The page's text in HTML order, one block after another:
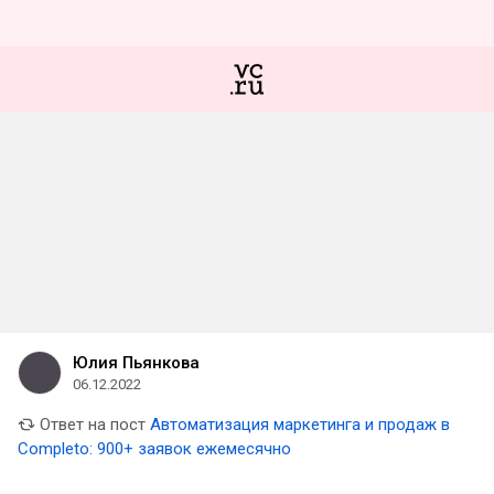
Юлия Пьянкова
06.12.2022
Ответ на пост Автоматизация маркетинга и продаж в
Completo: 900+ заявок ежемесячно